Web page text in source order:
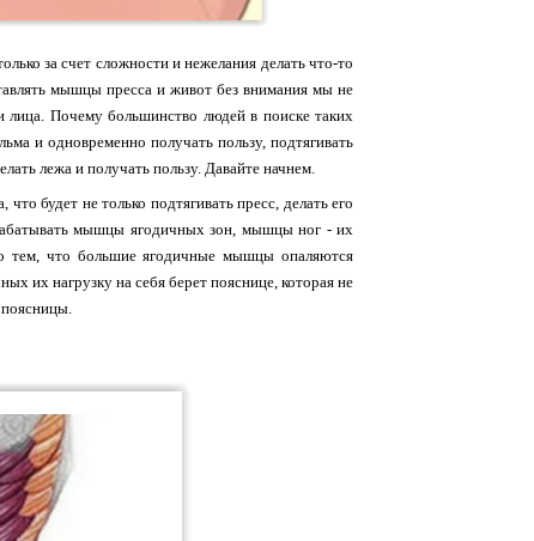
за счет сложности и нежелания делать что-то
мышцы пресса и живот без внимания мы не
лица. Почему большинство людей в поиске таких
и одновременно получать пользу, подтягивать
лежа и получать пользу. Давайте начнем.
будет не только подтягивать пресс, делать его
мышцы ягодичных зон, мышцы ног - их
тем, что большие ягодичные мышцы опаляются
их нагрузку на себя берет пояснице, которая не
поясницы.